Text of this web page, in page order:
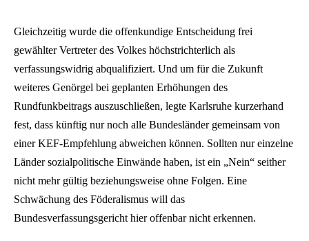
Gleichzeitig wurde die offenkundige Entscheidung frei
gewählter Vertreter des Volkes höchstrichterlich als
verfassungswidrig abqualifiziert. Und um für die Zukunft
weiteres Genörgel bei geplanten Erhöhungen des
Rundfunkbeitrags auszuschließen, legte Karlsruhe kurzerhand
fest, dass künftig nur noch alle Bundesländer gemeinsam von
einer KEF-Empfehlung abweichen können. Sollten nur einzelne
Länder sozialpolitische Einwände haben, ist ein „Nein“ seither
nicht mehr gültig beziehungsweise ohne Folgen. Eine
Schwächung des Föderalismus will das
Bundesverfassungsgericht hier offenbar nicht erkennen.